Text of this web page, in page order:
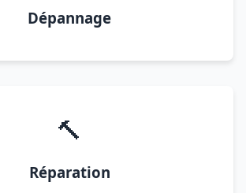
Dépannage
🔨
Réparation